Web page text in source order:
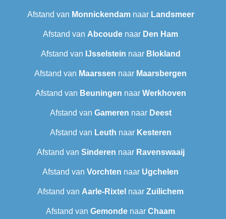
Afstand van Monnickendamnaar Landsmeer
Afstand van Abcoude naar Den Ham
Afstand van IJsselstein naar Blokland
Afstand van Maarssen naar Maarsbergen
Afstand van Beuningen naar Werkhoven
Afstand van Gameren naar Deest
Afstand van Leuth naar Kesteren
Afstand van Sinderen naar Ravenswaaij
Afstand van Vorchten naar Ugchelen
Afstand van Aarle-Rixtel naar Zuilichem
Afstand van Gemonde naar Chaam